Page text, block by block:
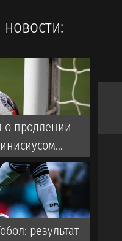
о продлении
результат